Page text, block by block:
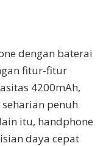
dengan baterai
fitur-fitur
4200mAh,
penuh
itu, handphone
daya cepat